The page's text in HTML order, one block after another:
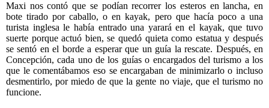
Maxi nos contó que se podían recorrer los esteros en lancha, en
bote tirado por caballo, o en kayak, pero que hacía poco a una
turista inglesa le había entrado una yarará en el kayak, que tuvo
suerte porque actuó bien, se quedó quieta como estatua y después
se sentó en el borde a esperar que un guía la rescate. Después, en
Concepción, cada uno de los guías o encargados del turismo a los
que le comentábamos eso se encargaban de minimizarlo o incluso
desmentirlo, por miedo de que la gente no viaje, que el turismo no
funcione.